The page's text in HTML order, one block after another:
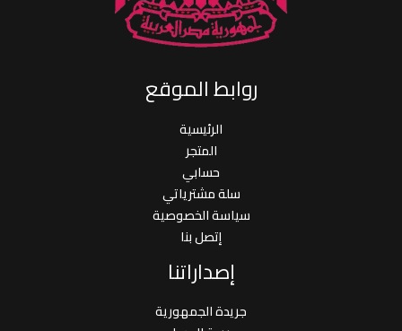
روابط الموقع
الرئيسية
المتجر
حسابي
سلة مشترياتي
سياسة الخصوصية
إتصل بنا
إصداراتنا
جريدة الجمهورية